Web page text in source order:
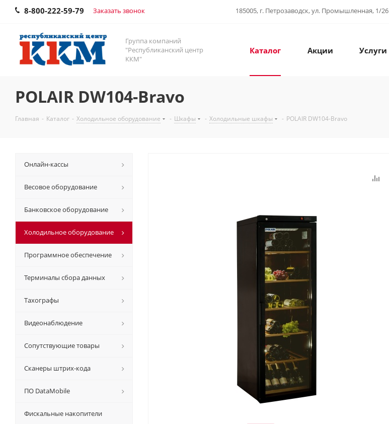
8-800-222-59-79 Заказать звонок 185005, г. Петрозаводск, ул. Промышленная, 1/26
Группа компаний
"Республиканский центр
ККМ"
Каталог Акции Услуги
POLAIR DW104-Bravo
Главная - Каталог - Холодильное оборудование - Шкафы - Холодильные шкафы - POLAIR DW104-Bravo
Онлайн-кассы
Весовое оборудование
Банковское оборудование
Холодильное оборудование
Программное обеспечение
Терминалы сбора данных
Тахографы
Видеонаблюдение
Сопутствующие товары
Сканеры штрих-кода
ПО DataMobile
Фискальные накопители